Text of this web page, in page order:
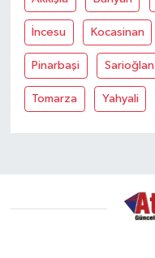
İncesu Kocasinan
Pinarbaşi Sarioğlan
Tomarza Yahyali